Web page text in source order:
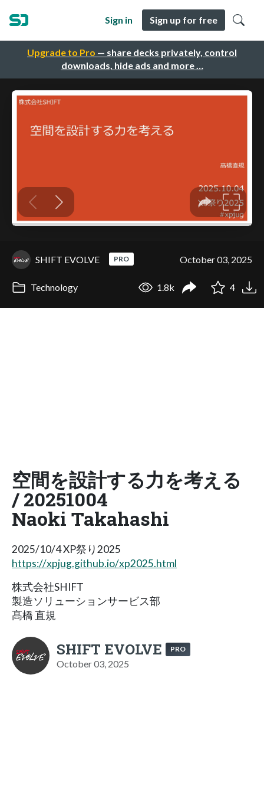
Upgrade to Pro — share decks privately, control
downloads, hide ads and more …
Sign in Sign up for free
SHIFT EVOLVE PRO October 03, 2025
Technology 1.8k 4
空間を設計する力を考える
/ 20251004
Naoki Takahashi
2025/10/4 XP祭り2025
https://xpjug.github.io/xp2025.html
株式会社SHIFT
製造ソリューションサービス部
髙橋 直規
SHIFT EVOLVE PRO
October 03, 2025